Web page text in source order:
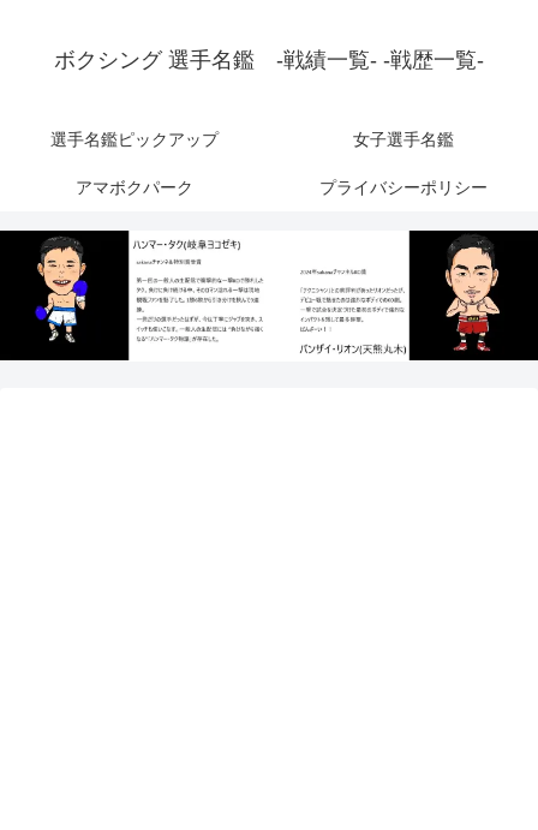
ボクシング 選手名鑑 -戦績一覧- -戦歴一覧-
選手名鑑ピックアップ 女子選手名鑑
アマボクパーク プライバシーポリシー